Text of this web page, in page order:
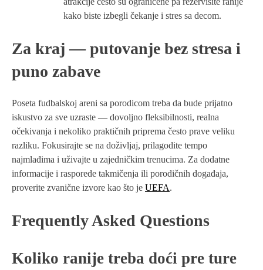
kako biste izbegli čekanje i stres sa decom.
Za kraj — putovanje bez stresa i
puno zabave
Poseta fudbalskoj areni sa porodicom treba da bude prijatno
iskustvo za sve uzraste — dovoljno fleksibilnosti, realna
očekivanja i nekoliko praktičnih priprema često prave veliku
razliku. Fokusirajte se na doživljaj, prilagodite tempo
najmlađima i uživajte u zajedničkim trenucima. Za dodatne
informacije i rasporede takmičenja ili porodičnih događaja,
proverite zvanične izvore kao što je UEFA.
Frequently Asked Questions
Koliko ranije treba doći pre ture